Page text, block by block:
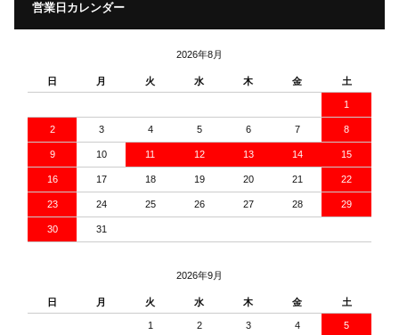
営業日カレンダー
2026年8月
日 月 火 水 木 金 土
1
2 3 4 5 6 7 8
9 10 11 12 13 14 15
16 17 18 19 20 21 22
23 24 25 26 27 28 29
30 31
2026年9月
日 月 火 水 木 金 土
1 2 3 4 5